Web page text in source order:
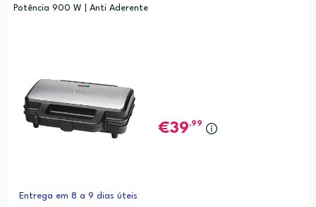
Potência 900 W | Anti Aderente
39,99
Entrega em 8 a 9 dias úteis